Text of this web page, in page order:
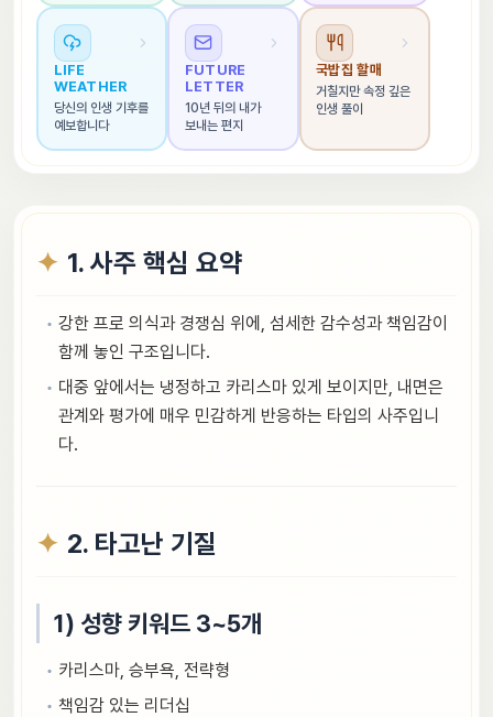
LIFE
WEATHER
당신의 인생 기후를
예보합니다
FUTURE
LETTER
10년 뒤의 내가
보내는 편지
국밥집 할매
거칠지만 속정 깊은
인생 풀이
1. 사주 핵심 요약
강한 프로 의식과 경쟁심 위에, 섬세한 감수성과 책임감이
함께 놓인 구조입니다.
대중 앞에서는 냉정하고 카리스마 있게 보이지만, 내면은
관계와 평가에 매우 민감하게 반응하는 타입의 사주입니
다.
2. 타고난 기질
1) 성향 키워드 3~5개
카리스마, 승부욕, 전략형
책임감 있는 리더십